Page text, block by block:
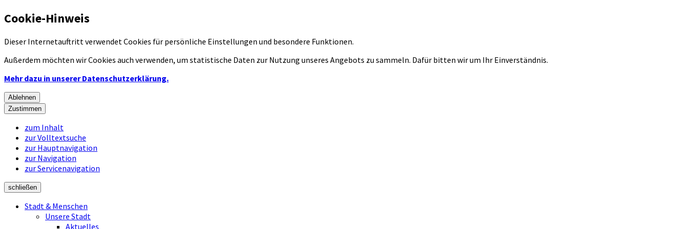
Cookie-Hinweis
Dieser Internetauftritt verwendet Cookies für persönliche Einstellungen und besondere Funktionen.
Außerdem möchten wir Cookies auch verwenden, um statistische Daten zur Nutzung unseres Angebots zu sammeln. Dafür bitten wir um Ihr Einverständnis.
Mehr dazu in unserer Datenschutzerklärung.
Ablehnen
Zustimmen
zum Inhalt
zur Volltextsuche
zur Hauptnavigation
zur Navigation
zur Servicenavigation
schließen
Stadt & Menschen
Unsere Stadt
Aktuelles